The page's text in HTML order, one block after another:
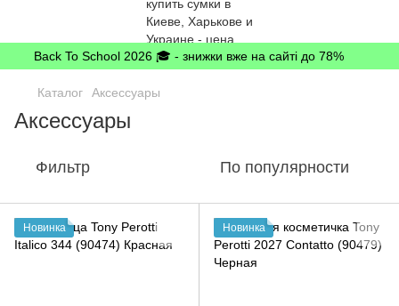
Back To School 2026 🎓 - знижки вже на сайті до 78%
Каталог Аксессуары
Аксессуары
Фильтр По популярности
Новинка Новинка